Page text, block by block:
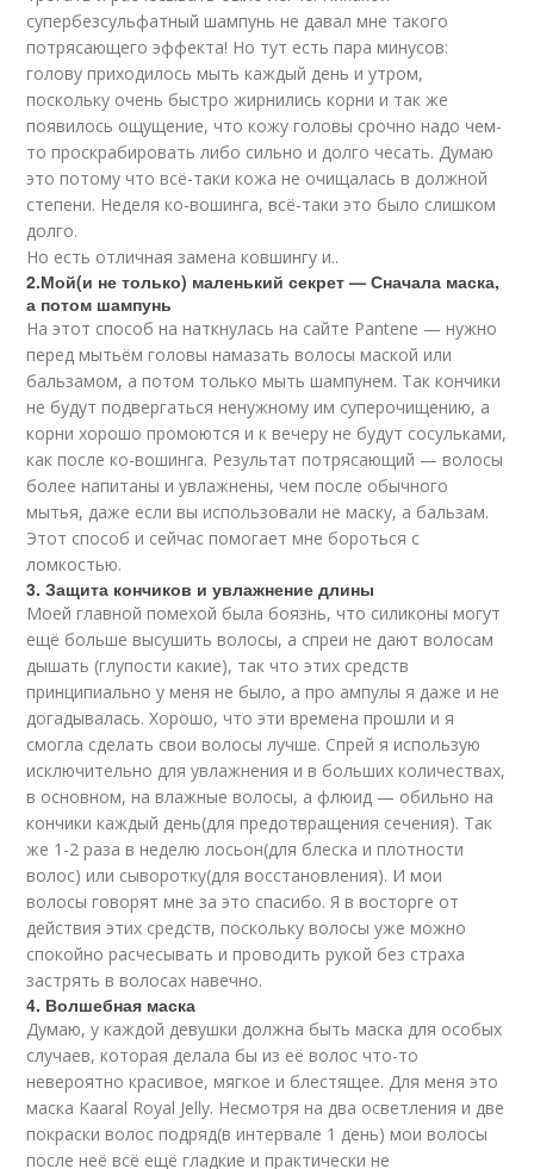
супербезсульфатный шампунь не давал мне такого
потрясающего эффекта! Но тут есть пара минусов:
голову приходилось мыть каждый день и утром,
поскольку очень быстро жирнились корни и так же
появилось ощущение, что кожу головы срочно надо чем-
то проскрабировать либо сильно и долго чесать. Думаю
это потому что всё-таки кожа не очищалась в должной
степени. Неделя ко-вошинга, всё-таки это было слишком
долго.
Но есть отличная замена ковшингу и..
2.Мой(и не только) маленький секрет — Сначала маска,
а потом шампунь
На этот способ на наткнулась на сайте Pantene — нужно
перед мытьём головы намазать волосы маской или
бальзамом, а потом только мыть шампунем. Так кончики
не будут подвергаться ненужному им суперочищению, а
корни хорошо промоются и к вечеру не будут сосульками,
как после ко-вошинга. Результат потрясающий — волосы
более напитаны и увлажнены, чем после обычного
мытья, даже если вы использовали не маску, а бальзам.
Этот способ и сейчас помогает мне бороться с
ломкостью.
3. Защита кончиков и увлажнение длины
Моей главной помехой была боязнь, что силиконы могут
ещё больше высушить волосы, а спреи не дают волосам
дышать (глупости какие), так что этих средств
принципиально у меня не было, а про ампулы я даже и не
догадывалась. Хорошо, что эти времена прошли и я
смогла сделать свои волосы лучше. Спрей я использую
исключительно для увлажнения и в больших количествах,
в основном, на влажные волосы, а флюид — обильно на
кончики каждый день(для предотвращения сечения). Так
же 1-2 раза в неделю лосьон(для блеска и плотности
волос) или сыворотку(для восстановления). И мои
волосы говорят мне за это спасибо. Я в восторге от
действия этих средств, поскольку волосы уже можно
спокойно расчесывать и проводить рукой без страха
застрять в волосах навечно.
4. Волшебная маска
Думаю, у каждой девушки должна быть маска для особых
случаев, которая делала бы из её волос что-то
невероятно красивое, мягкое и блестящее. Для меня это
маска Kaaral Royal Jelly. Несмотря на два осветления и две
покраски волос подряд(в интервале 1 день) мои волосы
после неё всё ещё гладкие и практически не